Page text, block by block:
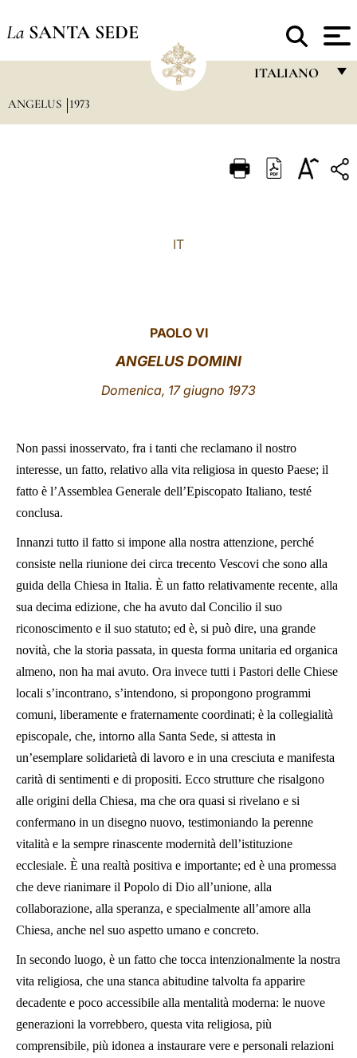
La SANTA SEDE
ITALIANO
ITALIANO
LATINE
ANGELUS 1973
IT
PAOLO VI
ANGELUS DOMINI
Domenica, 17 giugno 1973
Non passi inosservato, fra i tanti che reclamano il nostro
interesse, un fatto, relativo alla vita religiosa in questo Paese; il
fatto è l’Assemblea Generale dell’Episcopato Italiano, testé
conclusa.
Innanzi tutto il fatto si impone alla nostra attenzione, perché
consiste nella riunione dei circa trecento Vescovi che sono alla
guida della Chiesa in Italia. È un fatto relativamente recente, alla
sua decima edizione, che ha avuto dal Concilio il suo
riconoscimento e il suo statuto; ed è, si può dire, una grande
novità, che la storia passata, in questa forma unitaria ed organica
almeno, non ha mai avuto. Ora invece tutti i Pastori delle Chiese
locali s’incontrano, s’intendono, si propongono programmi
comuni, liberamente e fraternamente coordinati; è la collegialità
episcopale, che, intorno alla Santa Sede, si attesta in
un’esemplare solidarietà di lavoro e in una cresciuta e manifesta
carità di sentimenti e di propositi. Ecco strutture che risalgono
alle origini della Chiesa, ma che ora quasi si rivelano e si
confermano in un disegno nuovo, testimoniando la perenne
vitalità e la sempre rinascente modernità dell’istituzione
ecclesiale. È una realtà positiva e importante; ed è una promessa
che deve rianimare il Popolo di Dio all’unione, alla
collaborazione, alla speranza, e specialmente all’amore alla
Chiesa, anche nel suo aspetto umano e concreto.
In secondo luogo, è un fatto che tocca intenzionalmente la nostra
vita religiosa, che una stanca abitudine talvolta fa apparire
decadente e poco accessibile alla mentalità moderna: le nuove
generazioni la vorrebbero, questa vita religiosa, più
comprensibile, più idonea a instaurare vere e personali relazioni